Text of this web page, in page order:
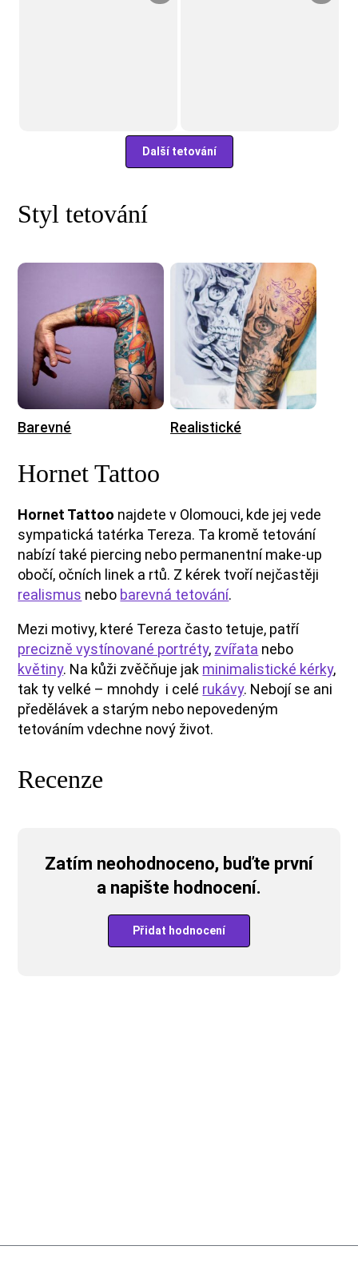
Další tetování
Styl tetování
Barevné Realistické
Hornet Tattoo
Hornet Tattoo najdete v Olomouci, kde jej vede
sympatická tatérka Tereza. Ta kromě tetování
nabízí také piercing nebo permanentní make-up
obočí, očních linek a rtů. Z kérek tvoří nejčastěji
realismus nebo barevná tetování.
Mezi motivy, které Tereza často tetuje, patří
precizně vystínované portréty, zvířata nebo
květiny. Na kůži zvěčňuje jak minimalistické kérky,
tak ty velké – mnohdy i celé rukávy. Nebojí se ani
předělávek a starým nebo nepovedeným
tetováním vdechne nový život.
Recenze
Zatím neohodnoceno, buďte první
a napište hodnocení.
Přidat hodnocení